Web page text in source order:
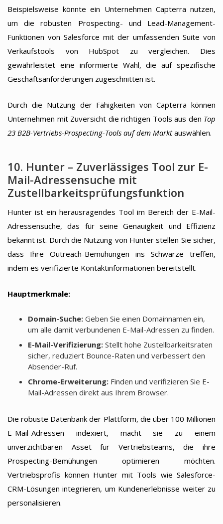
Beispielsweise könnte ein Unternehmen Capterra nutzen,
um die robusten Prospecting- und Lead-Management-
Funktionen von Salesforce mit der umfassenden Suite von
Verkaufstools von HubSpot zu vergleichen. Dies
gewährleistet eine informierte Wahl, die auf spezifische
Geschäftsanforderungen zugeschnitten ist.
Durch die Nutzung der Fähigkeiten von Capterra können
Unternehmen mit Zuversicht die richtigen Tools aus den Top
23 B2B-Vertriebs-Prospecting-Tools auf dem Marktauswählen.
10. Hunter – Zuverlässiges Tool zur E-
Mail-Adressensuche mit
Zustellbarkeitsprüfungsfunktion
Hunter ist ein herausragendes Tool im Bereich der E-Mail-
Adressensuche, das für seine Genauigkeit und Effizienz
bekannt ist. Durch die Nutzung von Hunter stellen Sie sicher,
dass Ihre Outreach-Bemühungen ins Schwarze treffen,
indem es verifizierte Kontaktinformationen bereitstellt.
Hauptmerkmale:
Domain-Suche:Geben Sie einen Domainnamen ein,
um alle damit verbundenen E-Mail-Adressen zu finden.
E-Mail-Verifizierung:Stellt hohe Zustellbarkeitsraten
sicher, reduziert Bounce-Raten und verbessert den
Absender-Ruf.
Chrome-Erweiterung:Finden und verifizieren Sie E-
Mail-Adressen direkt aus Ihrem Browser.
Die robuste Datenbank der Plattform, die über 100 Millionen
E-Mail-Adressen indexiert, macht sie zu einem
unverzichtbaren Asset für Vertriebsteams, die ihre
Prospecting-Bemühungen optimieren möchten.
Vertriebsprofis können Hunter mit Tools wie Salesforce-
CRM-Lösungen integrieren, um Kundenerlebnisse weiter zu
personalisieren.